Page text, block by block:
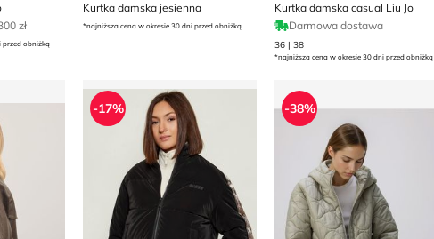
zł
przed obniżką
Kurtka damska jesienna
*najniższa cena w okresie 30 dni przed obniżką
Kurtka damska casual Liu Jo
Darmowa dostawa
36 | 38
*najniższa cena w okresie 30 dni przed obniżką
OCHNIK
Kurtka damska casual GUESS ACTIVE
-17%
Kurtka damska Reserved
-38%